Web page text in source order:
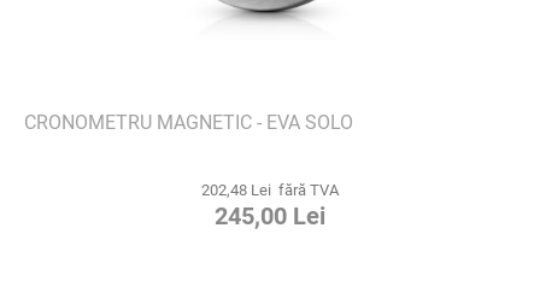
CRONOMETRU MAGNETIC - EVA SOLO
202,48 Lei fără TVA
245,00 Lei